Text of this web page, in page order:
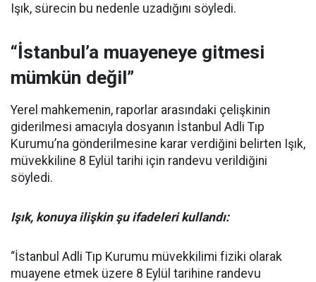
Işık, sürecin bu nedenle uzadığını söyledi.
“İstanbul’a muayeneye gitmesi
mümkün değil”
Yerel mahkemenin, raporlar arasındaki çelişkinin
giderilmesi amacıyla dosyanın İstanbul Adli Tıp
Kurumu’na gönderilmesine karar verdiğini belirten Işık,
müvekkiline 8 Eylül tarihi için randevu verildiğini
söyledi.
Işık, konuya ilişkin şu ifadeleri kullandı:
“İstanbul Adli Tıp Kurumu müvekkilimi fiziki olarak
muayene etmek üzere 8 Eylül tarihine randevu